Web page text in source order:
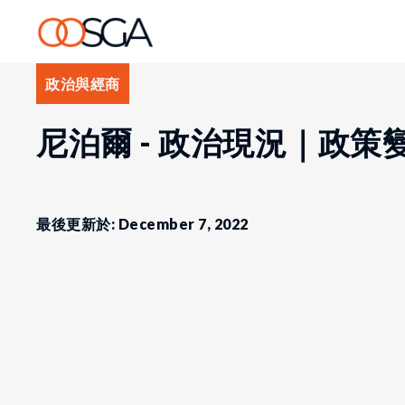
政治與經商
尼泊爾 - 政治現況｜政策
最後更新於: December 7, 2022